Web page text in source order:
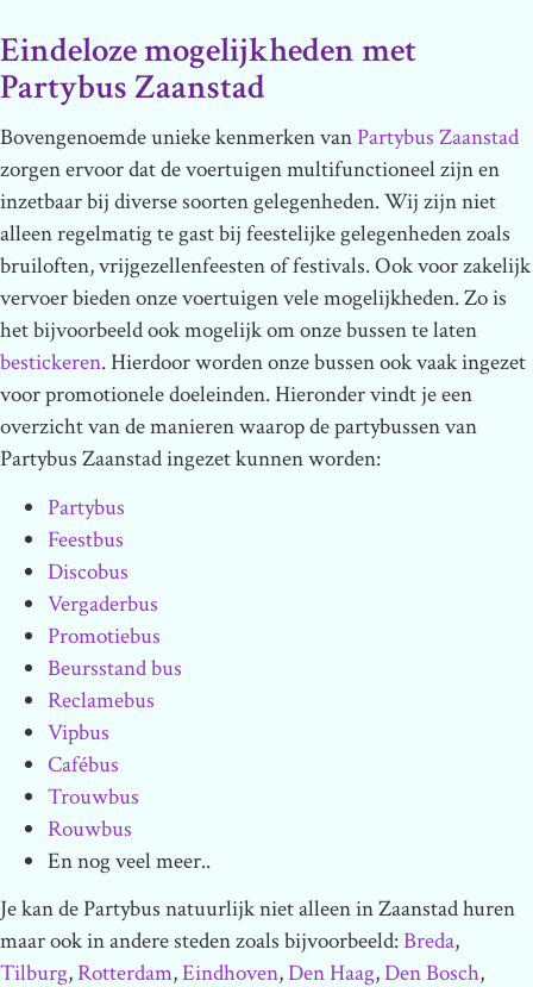
Eindeloze mogelijkheden met
Partybus Zaanstad
Bovengenoemde unieke kenmerken van Partybus Zaanstad
zorgen ervoor dat de voertuigen multifunctioneel zijn en
inzetbaar bij diverse soorten gelegenheden. Wij zijn niet
alleen regelmatig te gast bij feestelijke gelegenheden zoals
bruiloften, vrijgezellenfeesten of festivals. Ook voor zakelijk
vervoer bieden onze voertuigen vele mogelijkheden. Zo is
het bijvoorbeeld ook mogelijk om onze bussen te laten
bestickeren. Hierdoor worden onze bussen ook vaak ingezet
voor promotionele doeleinden. Hieronder vindt je een
overzicht van de manieren waarop de partybussen van
Partybus Zaanstad ingezet kunnen worden:
Partybus
Feestbus
Discobus
Vergaderbus
Promotiebus
Beursstand bus
Reclamebus
Vipbus
Cafébus
Trouwbus
Rouwbus
En nog veel meer..
Je kan de Partybus natuurlijk niet alleen in Zaanstad huren
maar ook in andere steden zoals bijvoorbeeld:Breda,
Tilburg,Rotterdam,Eindhoven,Den Haag,Den Bosch,